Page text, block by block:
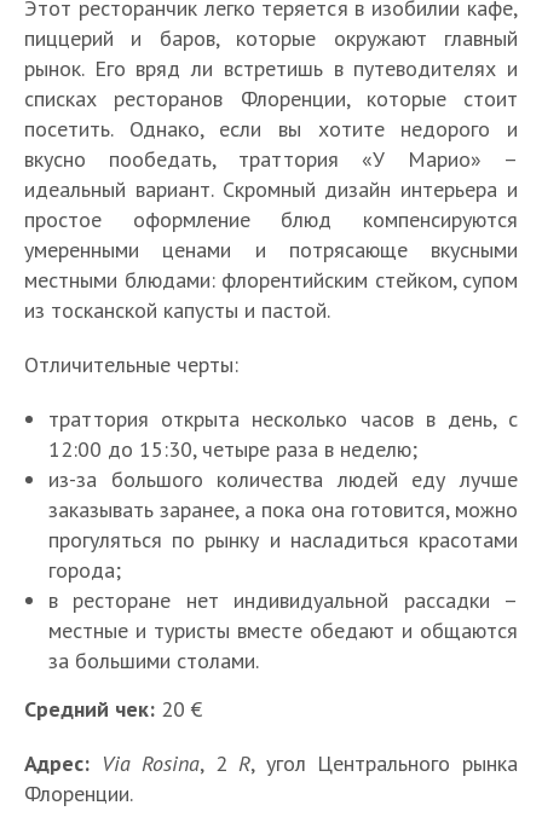
Этот ресторанчик легко теряется в изобилии кафе,
пиццерий и баров, которые окружают главный
рынок. Его вряд ли встретишь в путеводителях и
списках ресторанов Флоренции, которые стоит
посетить. Однако, если вы хотите недорого и
вкусно пообедать, траттория «У Марио» –
идеальный вариант. Скромный дизайн интерьера и
простое оформление блюд компенсируются
умеренными ценами и потрясающе вкусными
местными блюдами: флорентийским стейком, супом
из тосканской капусты и пастой.
Отличительные черты:
траттория открыта несколько часов в день, с
12:00 до 15:30, четыре раза в неделю;
из-за большого количества людей еду лучше
заказывать заранее, а пока она готовится, можно
прогуляться по рынку и насладиться красотами
города;
в ресторане нет индивидуальной рассадки –
местные и туристы вместе обедают и общаются
за большими столами.
Средний чек: 20 €
Адрес: Via Rosina, 2 R, угол Центрального рынка
Флоренции.